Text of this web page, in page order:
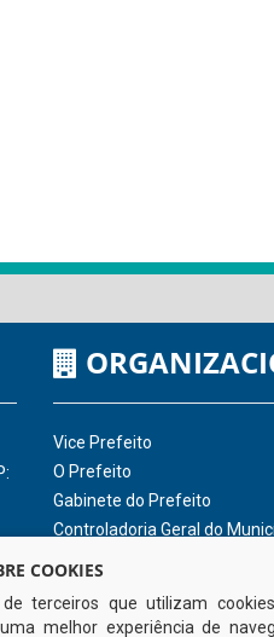
Vice Prefeito
O Prefeito
Gabinete do Prefeito
Controladoria Geral do
COOKIES
terceiros que utilizam
melhor experiência de